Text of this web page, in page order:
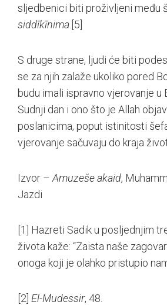
sljedbenici biti proživljeni među
siddīkīnima [5]
S druge strane, ljudi će biti
se za njih zalaže ukoliko pored
budu imali ispravno vjerovanje u
Sudnji dan i ono što je Allah
poslanicima, poput istinitosti
vjerovanje sačuvaju do kraja
Izvor – Amuzeše akaid,
Jazdi
[1] Hazreti Sadik u posljednjim
života kaže: “Zaista naše
onoga koji je olahko pristupio
[2] El-Mudessir, 48.